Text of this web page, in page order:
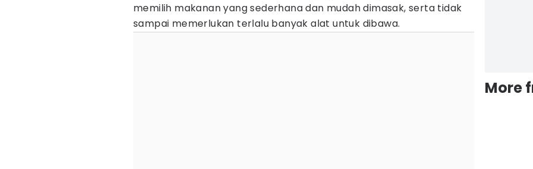
memilih makanan yang sederhana dan mudah dimasak, serta tidak
sampai memerlukan terlalu banyak alat untuk dibawa.
More